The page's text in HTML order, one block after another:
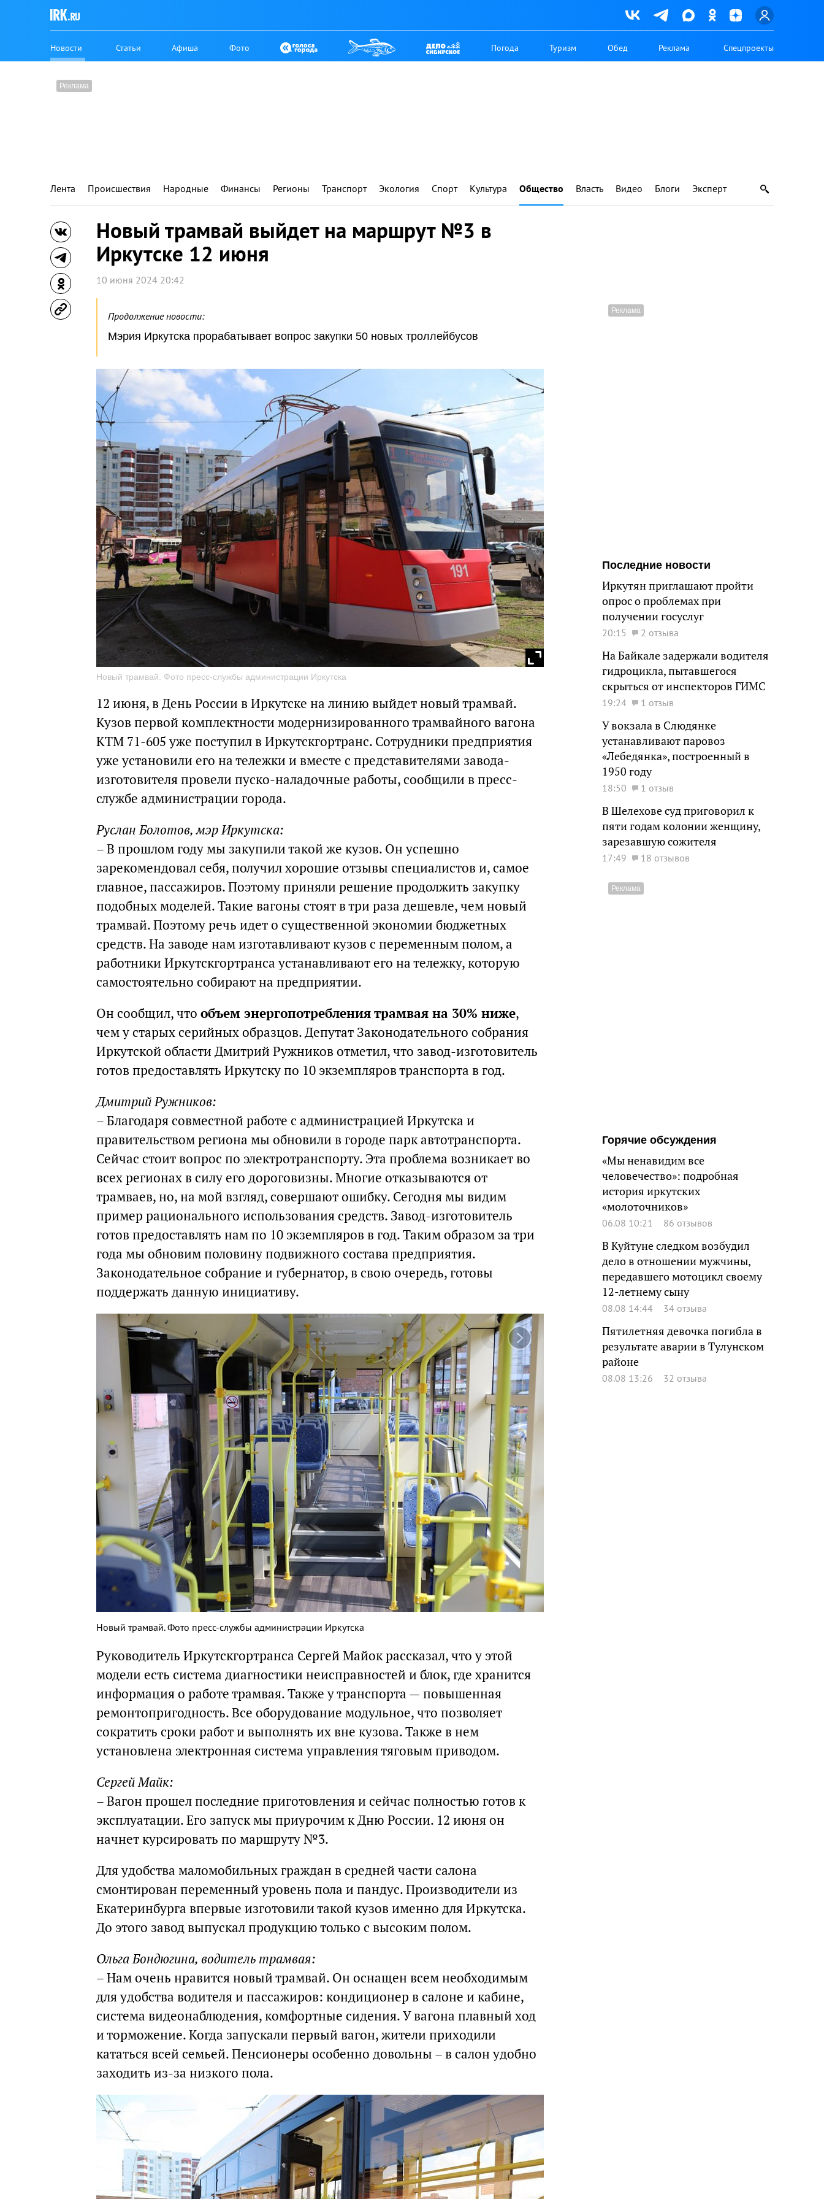
Новости Статьи Афиша Фото Погода Туризм Обед Реклама Спецпроекты
Лента Происшествия Народные Финансы Регионы Транспорт Экология Спорт Культура Общество Власть Видео Блоги Эксперт
Новый трамвай выйдет на маршрут №3 в
Иркутске 12 июня
10 июня 2024 20:42
Продолжение новости:
Мэрия Иркутска прорабатывает вопрос закупки 50 новых троллейбусов
Новый трамвай. Фото пресс-службы администрации Иркутска
12 июня, в День России в Иркутске на линию выйдет новый трамвай.
Кузов первой комплектности модернизированного трамвайного вагона
КТМ 71-605 уже поступил в Иркутскгортранс. Сотрудники предприятия
уже установили его на тележки и вместе с представителями завода-
изготовителя провели пуско-наладочные работы, сообщили в пресс-
службе администрации города.
Руслан Болотов, мэр Иркутска:
– В прошлом году мы закупили такой же кузов. Он успешно
зарекомендовал себя, получил хорошие отзывы специалистов и, самое
главное, пассажиров. Поэтому приняли решение продолжить закупку
подобных моделей. Такие вагоны стоят в три раза дешевле, чем новый
трамвай. Поэтому речь идет о существенной экономии бюджетных
средств. На заводе нам изготавливают кузов с переменным полом, а
работники Иркутскгортранса устанавливают его на тележку, которую
самостоятельно собирают на предприятии.
Он сообщил, что объем энергопотребления трамвая на 30% ниже,
чем у старых серийных образцов. Депутат Законодательного собрания
Иркутской области Дмитрий Ружников отметил, что завод-изготовитель
готов предоставлять Иркутску по 10 экземпляров транспорта в год.
Дмитрий Ружников:
– Благодаря совместной работе с администрацией Иркутска и
правительством региона мы обновили в городе парк автотранспорта.
Сейчас стоит вопрос по электротранспорту. Эта проблема возникает во
всех регионах в силу его дороговизны. Многие отказываются от
трамваев, но, на мой взгляд, совершают ошибку. Сегодня мы видим
пример рационального использования средств. Завод-изготовитель
готов предоставлять нам по 10 экземпляров в год. Таким образом за три
года мы обновим половину подвижного состава предприятия.
Законодательное собрание и губернатор, в свою очередь, готовы
поддержать данную инициативу.
Новый трамвай. Фото пресс-службы администрации Иркутска
Руководитель Иркутскгортранса Сергей Майок рассказал, что у этой
модели есть система диагностики неисправностей и блок, где хранится
информация о работе трамвая. Также у транспорта — повышенная
ремонтопригодность. Все оборудование модульное, что позволяет
сократить сроки работ и выполнять их вне кузова. Также в нем
установлена электронная система управления тяговым приводом.
Сергей Майк:
– Вагон прошел последние приготовления и сейчас полностью готов к
эксплуатации. Его запуск мы приурочим к Дню России. 12 июня он
начнет курсировать по маршруту №3.
Для удобства маломобильных граждан в средней части салона
смонтирован переменный уровень пола и пандус. Производители из
Екатеринбурга впервые изготовили такой кузов именно для Иркутска.
До этого завод выпускал продукцию только с высоким полом.
Ольга Бондюгина, водитель трамвая:
– Нам очень нравится новый трамвай. Он оснащен всем необходимым
для удобства водителя и пассажиров: кондиционер в салоне и кабине,
система видеонаблюдения, комфортные сидения. У вагона плавный ход
и торможение. Когда запускали первый вагон, жители приходили
кататься всей семьей. Пенсионеры особенно довольны – в салон удобно
заходить из-за низкого пола.
Последние новости
Иркутян приглашают пройти
опрос о проблемах при
получении госуслуг
20:15 2 отзыва
На Байкале задержали водителя
гидроцикла, пытавшегося
скрыться от инспекторов ГИМС
19:24 1 отзыв
У вокзала в Слюдянке
устанавливают паровоз
«Лебедянка», построенный в
1950 году
18:50 1 отзыв
В Шелехове суд приговорил к
пяти годам колонии женщину,
зарезавшую сожителя
17:49 18 отзывов
Горячие обсуждения
«Мы ненавидим все
человечество»: подробная
история иркутских
«молоточников»
06.08 10:21 86 отзывов
В Куйтуне следком возбудил
дело в отношении мужчины,
передавшего мотоцикл своему
12-летнему сыну
08.08 14:44 34 отзыва
Пятилетняя девочка погибла в
результате аварии в Тулунском
районе
08.08 13:26 32 отзыва